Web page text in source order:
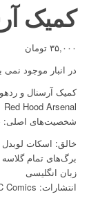
کمیک
۳۵,۰۰۰ تومان
در انبار موجود نمی
کمیک آرسنال و
Red Hood Arsenal
شخصیت‌های اصلی:
خالق: اسکات لوبدل
برگ‌های تمام گلاسه
زبان انگلیسی
انتشارات: DC Comics